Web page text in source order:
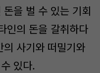
을 벌 수 있는 기회
인의 돈을 갈취하다
사기와 떠밀기와
있다.